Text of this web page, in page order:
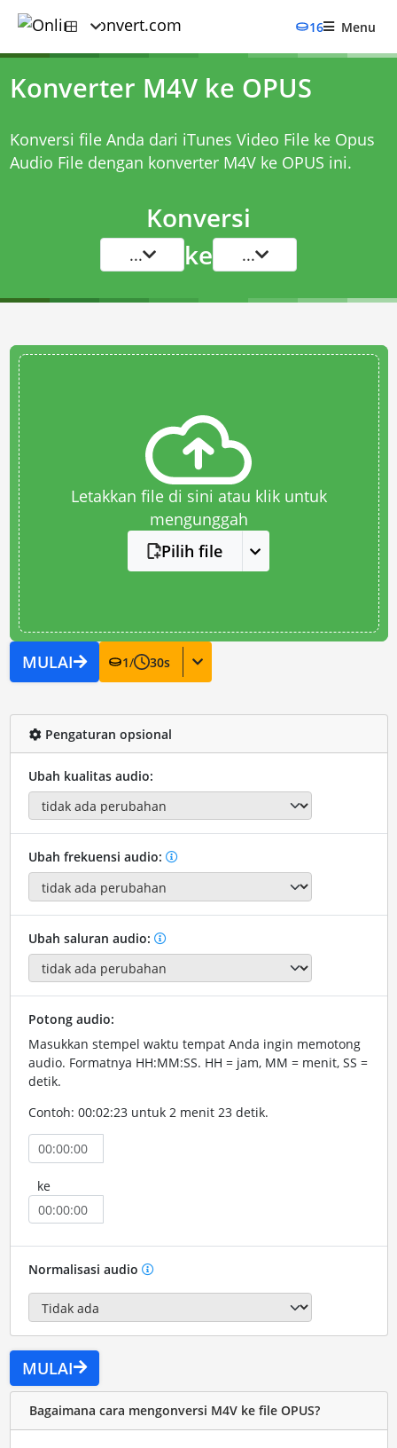
16 Menu
Konverter M4V ke OPUS
Konversi file Anda dari iTunes Video File ke Opus
Audio File dengan konverter M4V ke OPUS ini.
Konversi
... ke ...
Letakkan file di sini atau klik untuk
mengunggah
Pilih file
MULAI 1/ 30s
Pengaturan opsional
Ubah kualitas audio:
Ubah frekuensi audio:
Ubah saluran audio:
Potong audio:
Masukkan stempel waktu tempat Anda ingin memotong
audio. Formatnya HH:MM:SS. HH = jam, MM = menit, SS =
detik.
Contoh: 00:02:23 untuk 2 menit 23 detik.
ke
Normalisasi audio
MULAI
Bagaimana cara mengonversi M4V ke file OPUS?